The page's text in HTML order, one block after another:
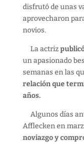
disfrutó de unas
aprovecharon
novios.
La actriz
un apasionado
semanas en las
relación que
años.
Algunos días
Afflecken en
noviazgo y